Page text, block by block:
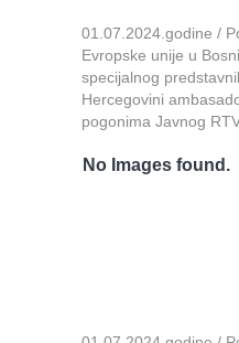
01.07.2024.godine /
Evropske unije u
specijalnog
Hercegovini
pogonima Javnog
No Images found.